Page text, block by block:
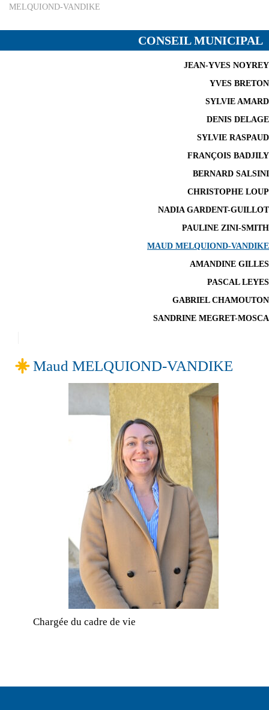
MELQUIOND-VANDIKE
CONSEIL MUNICIPAL
JEAN-YVES NOYREY
YVES BRETON
SYLVIE AMARD
DENIS DELAGE
SYLVIE RASPAUD
FRANÇOIS BADJILY
BERNARD SALSINI
CHRISTOPHE LOUP
NADIA GARDENT-GUILLOT
PAULINE ZINI-SMITH
MAUD MELQUIOND-VANDIKE
AMANDINE GILLES
PASCAL LEYES
GABRIEL CHAMOUTON
SANDRINE MEGRET-MOSCA
Maud MELQUIOND-VANDIKE
Chargée du cadre de vie